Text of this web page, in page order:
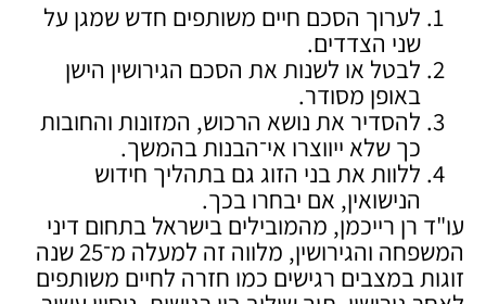
לערוך הסכם חיים משותפים חדש שמגן על
שני הצדדים.
לבטל או לשנות את הסכם הגירושין הישן
באופן מסודר.
להסדיר את נושא הרכוש, המזונות והחובות
כך שלא ייווצרו אי־הבנות בהמשך.
ללוות את בני הזוג גם בתהליך חידוש
הנישואין, אם יבחרו בכך.
עו"ד רן רייכמן, מהמובילים בישראל בתחום דיני
המשפחה והגירושין, מלווה זה למעלה מ־25 שנה
זוגות במצבים רגישים כמו חזרה לחיים משותפים